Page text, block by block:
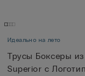
Идеально на лето
Трусы Боксеры
Superior с